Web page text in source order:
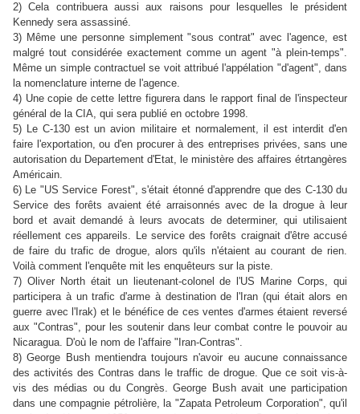
2) Cela contribuera aussi aux raisons pour lesquelles le président
Kennedy sera assassiné.
3) Même une personne simplement "sous contrat" avec l'agence, est
malgré tout considérée exactement comme un agent "à plein-temps".
Même un simple contractuel se voit attribué l'appélation "d'agent", dans
la nomenclature interne de l'agence.
4) Une copie de cette lettre figurera dans le rapport final de l'inspecteur
général de la CIA, qui sera publié en octobre 1998.
5) Le C-130 est un avion militaire et normalement, il est interdit d'en
faire l'exportation, ou d'en procurer à des entreprises privées, sans une
autorisation du Departement d'Etat, le ministère des affaires étrtangères
Américain.
6) Le "US Service Forest", s'était étonné d'apprendre que des C-130 du
Service des forêts avaient été arraisonnés avec de la drogue à leur
bord et avait demandé à leurs avocats de determiner, qui utilisaient
réellement ces appareils. Le service des forêts craignait d'être accusé
de faire du trafic de drogue, alors qu'ils n'étaient au courant de rien.
Voilà comment l'enquête mit les enquêteurs sur la piste.
7) Oliver North était un lieutenant-colonel de l'US Marine Corps, qui
participera à un trafic d'arme à destination de l'Iran (qui était alors en
guerre avec l'Irak) et le bénéfice de ces ventes d'armes étaient reversé
aux "Contras", pour les soutenir dans leur combat contre le pouvoir au
Nicaragua. D'où le nom de l'affaire "Iran-Contras".
8) George Bush mentiendra toujours n'avoir eu aucune connaissance
des activités des Contras dans le traffic de drogue. Que ce soit vis-à-
vis des médias ou du Congrès. George Bush avait une participation
dans une compagnie pétrolière, la "Zapata Petroleum Corporation", qu'il